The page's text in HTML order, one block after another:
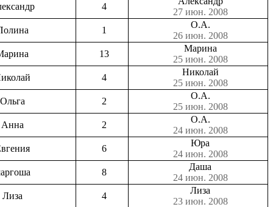
4
27 июн. 2008
1
О.А.
26 июн. 2008
13
Марина
25 июн. 2008
4
Николай
25 июн. 2008
Ольга 2
О.А.
25 июн. 2008
Анна 2
О.А.
24 июн. 2008
6
Юра
24 июн. 2008
8
Даша
24 июн. 2008
Лиза 4
Лиза
23 июн. 2008